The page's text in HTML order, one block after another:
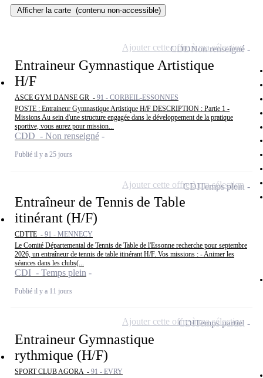
Afficher la carte (contenu non-accessible)
Entraineur Gymnastique Artistique
H/F
ASCE GYM DANSE GR - 91 - CORBEIL-ESSONNES
POSTE : Entraineur Gymnastique Artistique H/F DESCRIPTION : Partie 1 -
Missions Au sein d'une structure engagée dans le développement de la pratique
sportive, vous aurez pour mission...
CDD - Non renseigné
Publié il y a 25 jours
CDDNon renseigné
Ajouter cette offre à ma sélection
Entraîneur de Tennis de Table
itinérant (H/F)
CDTTE - 91 - MENNECY
Le Comité Départemental de Tennis de Table de l'Essonne recherche pour septembre
2026, un entraîneur de tennis de table itinérant H/F. Vos missions : - Animer les
séances dans les clubs(...
CDI - Temps plein
Publié il y a 11 jours
CDITemps plein
Ajouter cette offre à ma sélection
Entraineur Gymnastique
rythmique (H/F)
SPORT CLUB AGORA - 91 - EVRY
CDITemps partiel
Ajouter cette offre à ma sélection